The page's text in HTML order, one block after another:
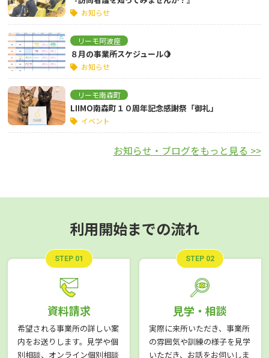
お知らせ
リーモ阿波座
８月の事業所スケジュール🍋
お知らせ
リーモ南森町
LIIMO南森町１０周年記念感謝祭「御礼」
イベント
お知らせ・ブログをもっと見る >>
利用開始までの流れ
STEP 01
資料請求
希望される事業所の詳しい案
内をお送りします。見学や個
別相談、オンライン個別相談
STEP 02
見学・相談
実際に来所いただき、事業所
の雰囲気や訓練の様子を見学
いただき、お話をお伺いしま